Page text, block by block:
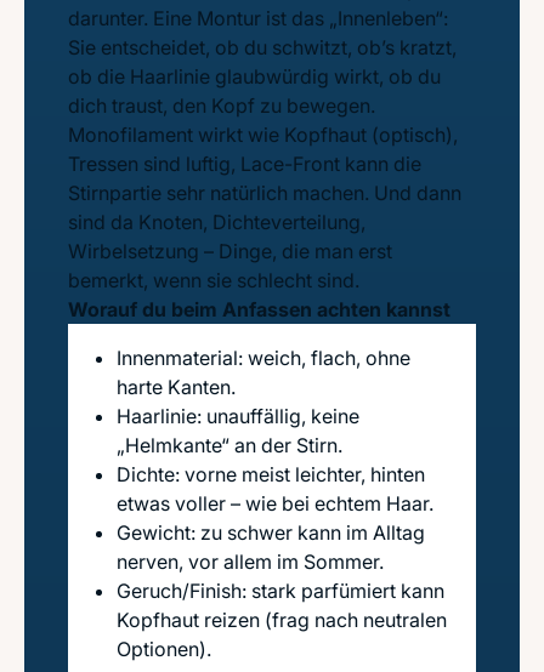
darunter. Eine Montur ist das „Innenleben“:
Sie entscheidet, ob du schwitzt, ob’s kratzt,
ob die Haarlinie glaubwürdig wirkt, ob du
dich traust, den Kopf zu bewegen.
Monofilament wirkt wie Kopfhaut (optisch),
Tressen sind luftig, Lace-Front kann die
Stirnpartie sehr natürlich machen. Und dann
sind da Knoten, Dichteverteilung,
Wirbelsetzung – Dinge, die man erst
bemerkt, wenn sie schlecht sind.
Worauf du beim Anfassen achten kannst
Innenmaterial: weich, flach, ohne
harte Kanten.
Haarlinie: unauffällig, keine
„Helmkante“ an der Stirn.
Dichte: vorne meist leichter, hinten
etwas voller – wie bei echtem Haar.
Gewicht: zu schwer kann im Alltag
nerven, vor allem im Sommer.
Geruch/Finish: stark parfümiert kann
Kopfhaut reizen (frag nach neutralen
Optionen).